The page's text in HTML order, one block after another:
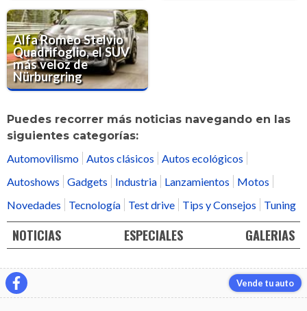
Alfa Romeo Stelvio
Quadrifoglio, el SUV
más veloz de
Nürburgring
Puedes recorrer más noticias navegando en las
siguientes categorías:
Automovilismo
Autos clásicos
Autos ecológicos
Autoshows
Gadgets Industria Lanzamientos
Motos
Novedades
Tecnología Test drive Tips y Consejos Tuning
NOTICIAS ESPECIALES GALERIAS
Vende tu auto